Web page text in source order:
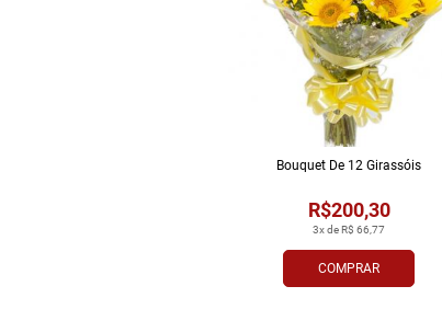
COMPRAR
3x de R$ 66,77
R$200,30
Bouquet De 12 Girassóis